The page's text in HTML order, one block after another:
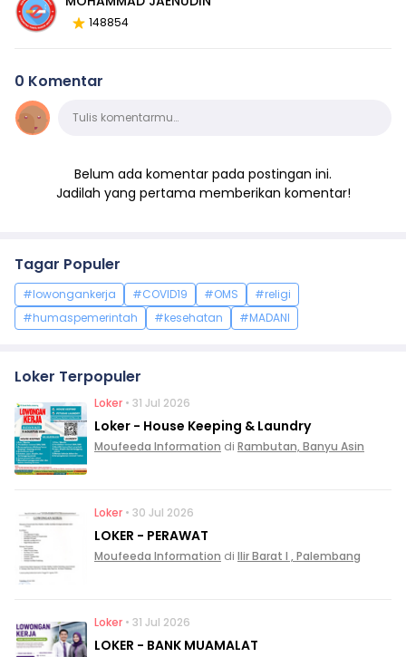
148854
0 Komentar
KomentarTulis komentarmu…
Belum ada komentar pada postingan ini.
Jadilah yang pertama memberikan komentar!
Tagar Populer
#lowongankerja #COVID19 #OMS
#religi
#humaspemerintah
#kesehatan #MADANI
Loker Terpopuler
Loker • 31 Jul 2026
Loker - House Keeping & Laundry
Moufeeda Information di Rambutan, Banyu Asin
Loker • 30 Jul 2026
LOKER - PERAWAT
Moufeeda Information di Ilir Barat I , Palembang
Loker • 31 Jul 2026
LOKER - BANK MUAMALAT